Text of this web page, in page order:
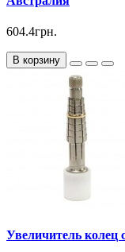
604.4грн.
В корзину
Увеличитель колец